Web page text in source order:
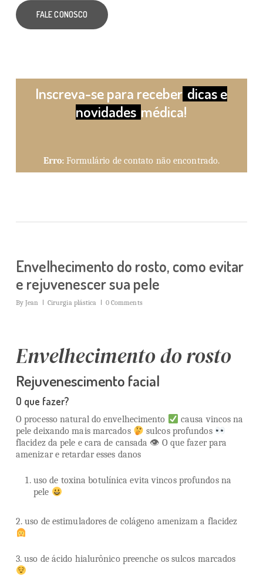
FALE CONOSCO
Inscreva-se para receber dicas e
novidades médica!
Erro: Formulário de contato não encontrado.
Envelhecimento do rosto, como evitar
e rejuvenescer sua pele
By Jean Cirurgia plástica 0 Comments
Envelhecimento do rosto
Rejuvenescimento facial
O que fazer?
O processo natural do envelhecimento
causa vincos na
pele deixando mais marcados
sulcos profundos
flacidez da pele e cara de cansada 👁 O que fazer para
amenizar e retardar esses danos
uso de toxina botulínica evita vincos profundos na
pele
2. uso de estimuladores de colágeno amenizam a flacidez
3. uso de ácido hialurônico preenche os sulcos marcados